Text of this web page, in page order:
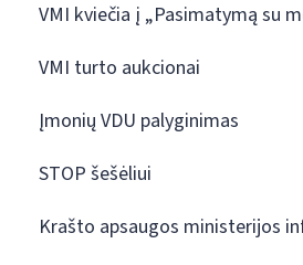
VMI kviečia į „Pasimatymą su
VMI turto aukcionai
Įmonių VDU palyginimas
STOP šešėliui
Krašto apsaugos ministerijos